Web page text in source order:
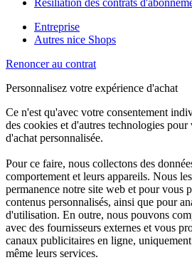
Résiliation des contrats
Entreprise
Autres nice Shops
Renoncer au contrat
Personnalisez votre expérience d'achat
Ce n'est qu'avec votre consentement
des cookies et d'autres technologies
d'achat personnalisée.
Pour ce faire, nous collectons des
comportement et leurs appareils. Nous
permanence notre site web et pour vous
contenus personnalisés, ainsi que pour
d'utilisation. En outre, nous pouvons
avec des fournisseurs externes et vous
canaux publicitaires en ligne,
même leurs services.